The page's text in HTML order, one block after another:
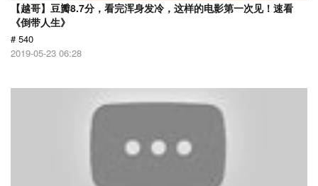
【越哥】豆瓣8.7分，看完浑身发冷，这样的电影第一次见！速看
《倒带人生》
# 540
2019-05-23 06:28